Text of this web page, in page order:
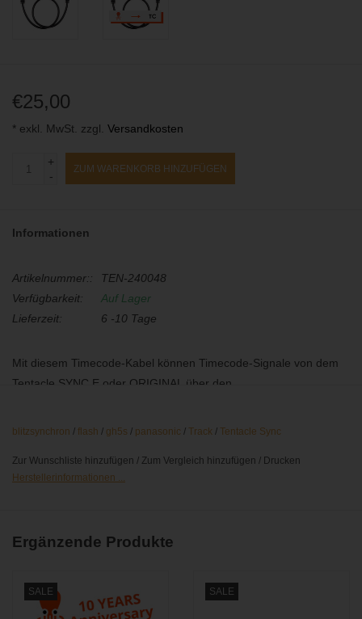
€25,00
* exkl. MwSt. zzgl. Versandkosten
+
-
ZUM WARENKORB HINZUFÜGEN
Informationen
Artikelnummer::
TEN-240048
Verfügbarkeit:
Auf Lager
Lieferzeit:
6 -10 Tage
Mit diesem Timecode-Kabel können Timecode-Signale von dem
Tentacle SYNC E oder ORIGINAL über den
3,5mm Klinkenstecker 90° > Blitzsynchronstecker 90°,
blitzsynchron /flash / gh5s / panasonic /Track/Tentacle Sync
Zur Wunschliste hinzufügen / Zum Vergleich hinzufügen / Drucken
Herstellerinformationen ...
Ergänzende Produkte
SALE SALE